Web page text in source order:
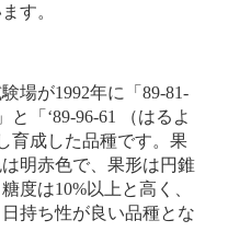
す。
場が1992年に「89-81-
と「‘89-96-61 （はるよ
育成した品種です。果
明赤色で、果形は円錐
度は10%以上と高く、
持ち性が良い品種とな